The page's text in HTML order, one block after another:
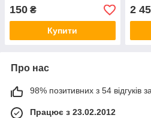
150 ₴
Купити
2
Про нас
98% позитивних з 54 відгуків
Працює з 23.02.2012